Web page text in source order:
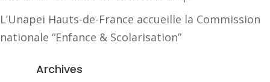
L’Unapei Hauts-de-France accueille la Commission
nationale “Enfance & Scolarisation”
Archives